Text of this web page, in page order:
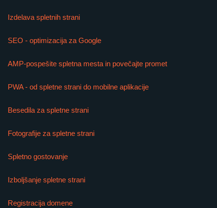
Izdelava spletnih strani
SEO - optimizacija za Google
AMP-pospešite spletna mesta in povečajte promet
PWA - od spletne strani do mobilne aplikacije
Besedila za spletne strani
Fotografije za spletne strani
Spletno gostovanje
Izboljšanje spletne strani
Registracija domene